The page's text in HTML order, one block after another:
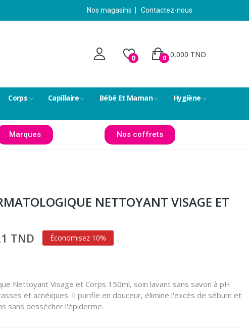
Nos magasins Contactez-nous
0 0,000 TND
0
Corps Capillaire Bébé Et Maman
Hygiène
Marques Nos coffrets
NETTOYANT VISAGE ET
TND Économisez 10%
Nettoyant Visage et Corps 150ml, soin lavant sans savon à pH
et acnéiques. Il purifie en douceur, élimine l'excès de sébum et
sans dessécher l'épiderme.